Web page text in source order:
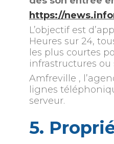
https://
L’objectif est
Heures sur 24,
les plus courtes
infrastructures
Amfreville ,
lignes
serveur.
5.